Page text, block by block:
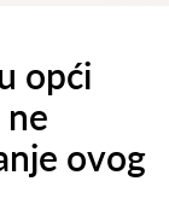
opći
ovog